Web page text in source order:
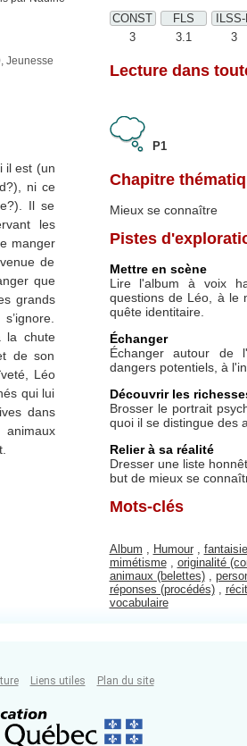
Jeunesse
CONST FLS
3
3.1 3
Lecture dans
P1
Chapitre
Mieux se connaître
Pistes
Mettre en scène
Lire l'album à voix
questions de Léo, à le
quête identitaire.
Échanger
Échanger autour de
dangers potentiels, à
Découvrir les
Brosser le portrait
quoi il se distingue des
Relier à sa réalité
Dresser une liste
but de mieux se
Mots-clés
Album Humour, fantaisie
mimétisme, originalité
animaux (belettes),
réponses (procédés),
vocabulaire
il est (un
ni ce
Il se
les
manger
de
que
grands
la chute
de son
Léo
qui lui
dans
Liens utiles Plan du site